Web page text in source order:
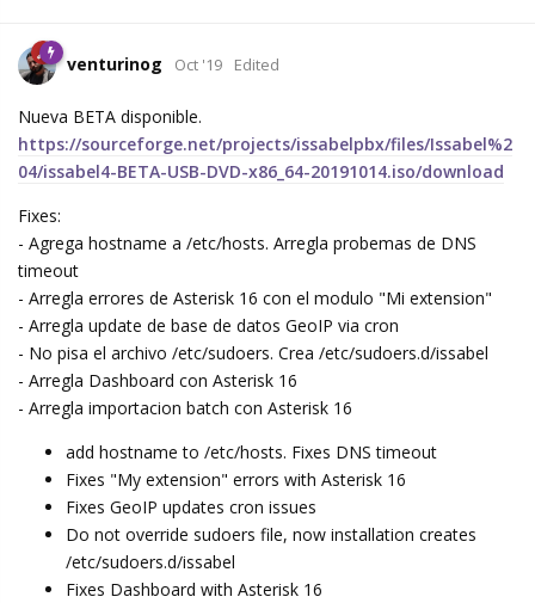
venturinog Oct '19 Edited
Nueva BETA disponible.
https://sourceforge.net/projects/issabelpbx/files/Issabel%2
04/issabel4-BETA-USB-DVD-x86_64-20191014.iso/download
Fixes:
- Agrega hostname a /etc/hosts. Arregla probemas de DNS
timeout
- Arregla errores de Asterisk 16 con el modulo "Mi extension"
- Arregla update de base de datos GeoIP via cron
- No pisa el archivo /etc/sudoers. Crea /etc/sudoers.d/issabel
- Arregla Dashboard con Asterisk 16
- Arregla importacion batch con Asterisk 16
add hostname to /etc/hosts. Fixes DNS timeout
Fixes "My extension" errors with Asterisk 16
Fixes GeoIP updates cron issues
Do not override sudoers file, now installation creates
/etc/sudoers.d/issabel
Fixes Dashboard with Asterisk 16